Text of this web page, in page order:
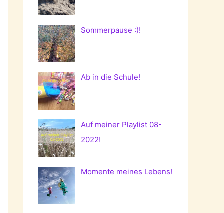
Sommerpause :)!
Ab in die Schule!
Auf meiner Playlist 08-
2022!
Momente meines Lebens!